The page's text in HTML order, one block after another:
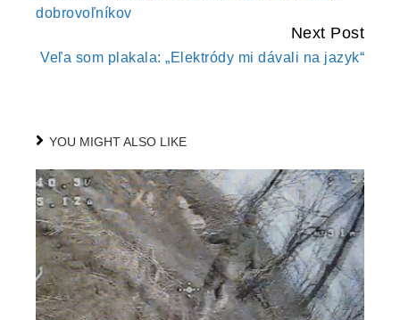
dobrovoľníkov
Next Post
Veľa som plakala: „Elektródy mi dávali na jazyk“
YOU MIGHT ALSO LIKE